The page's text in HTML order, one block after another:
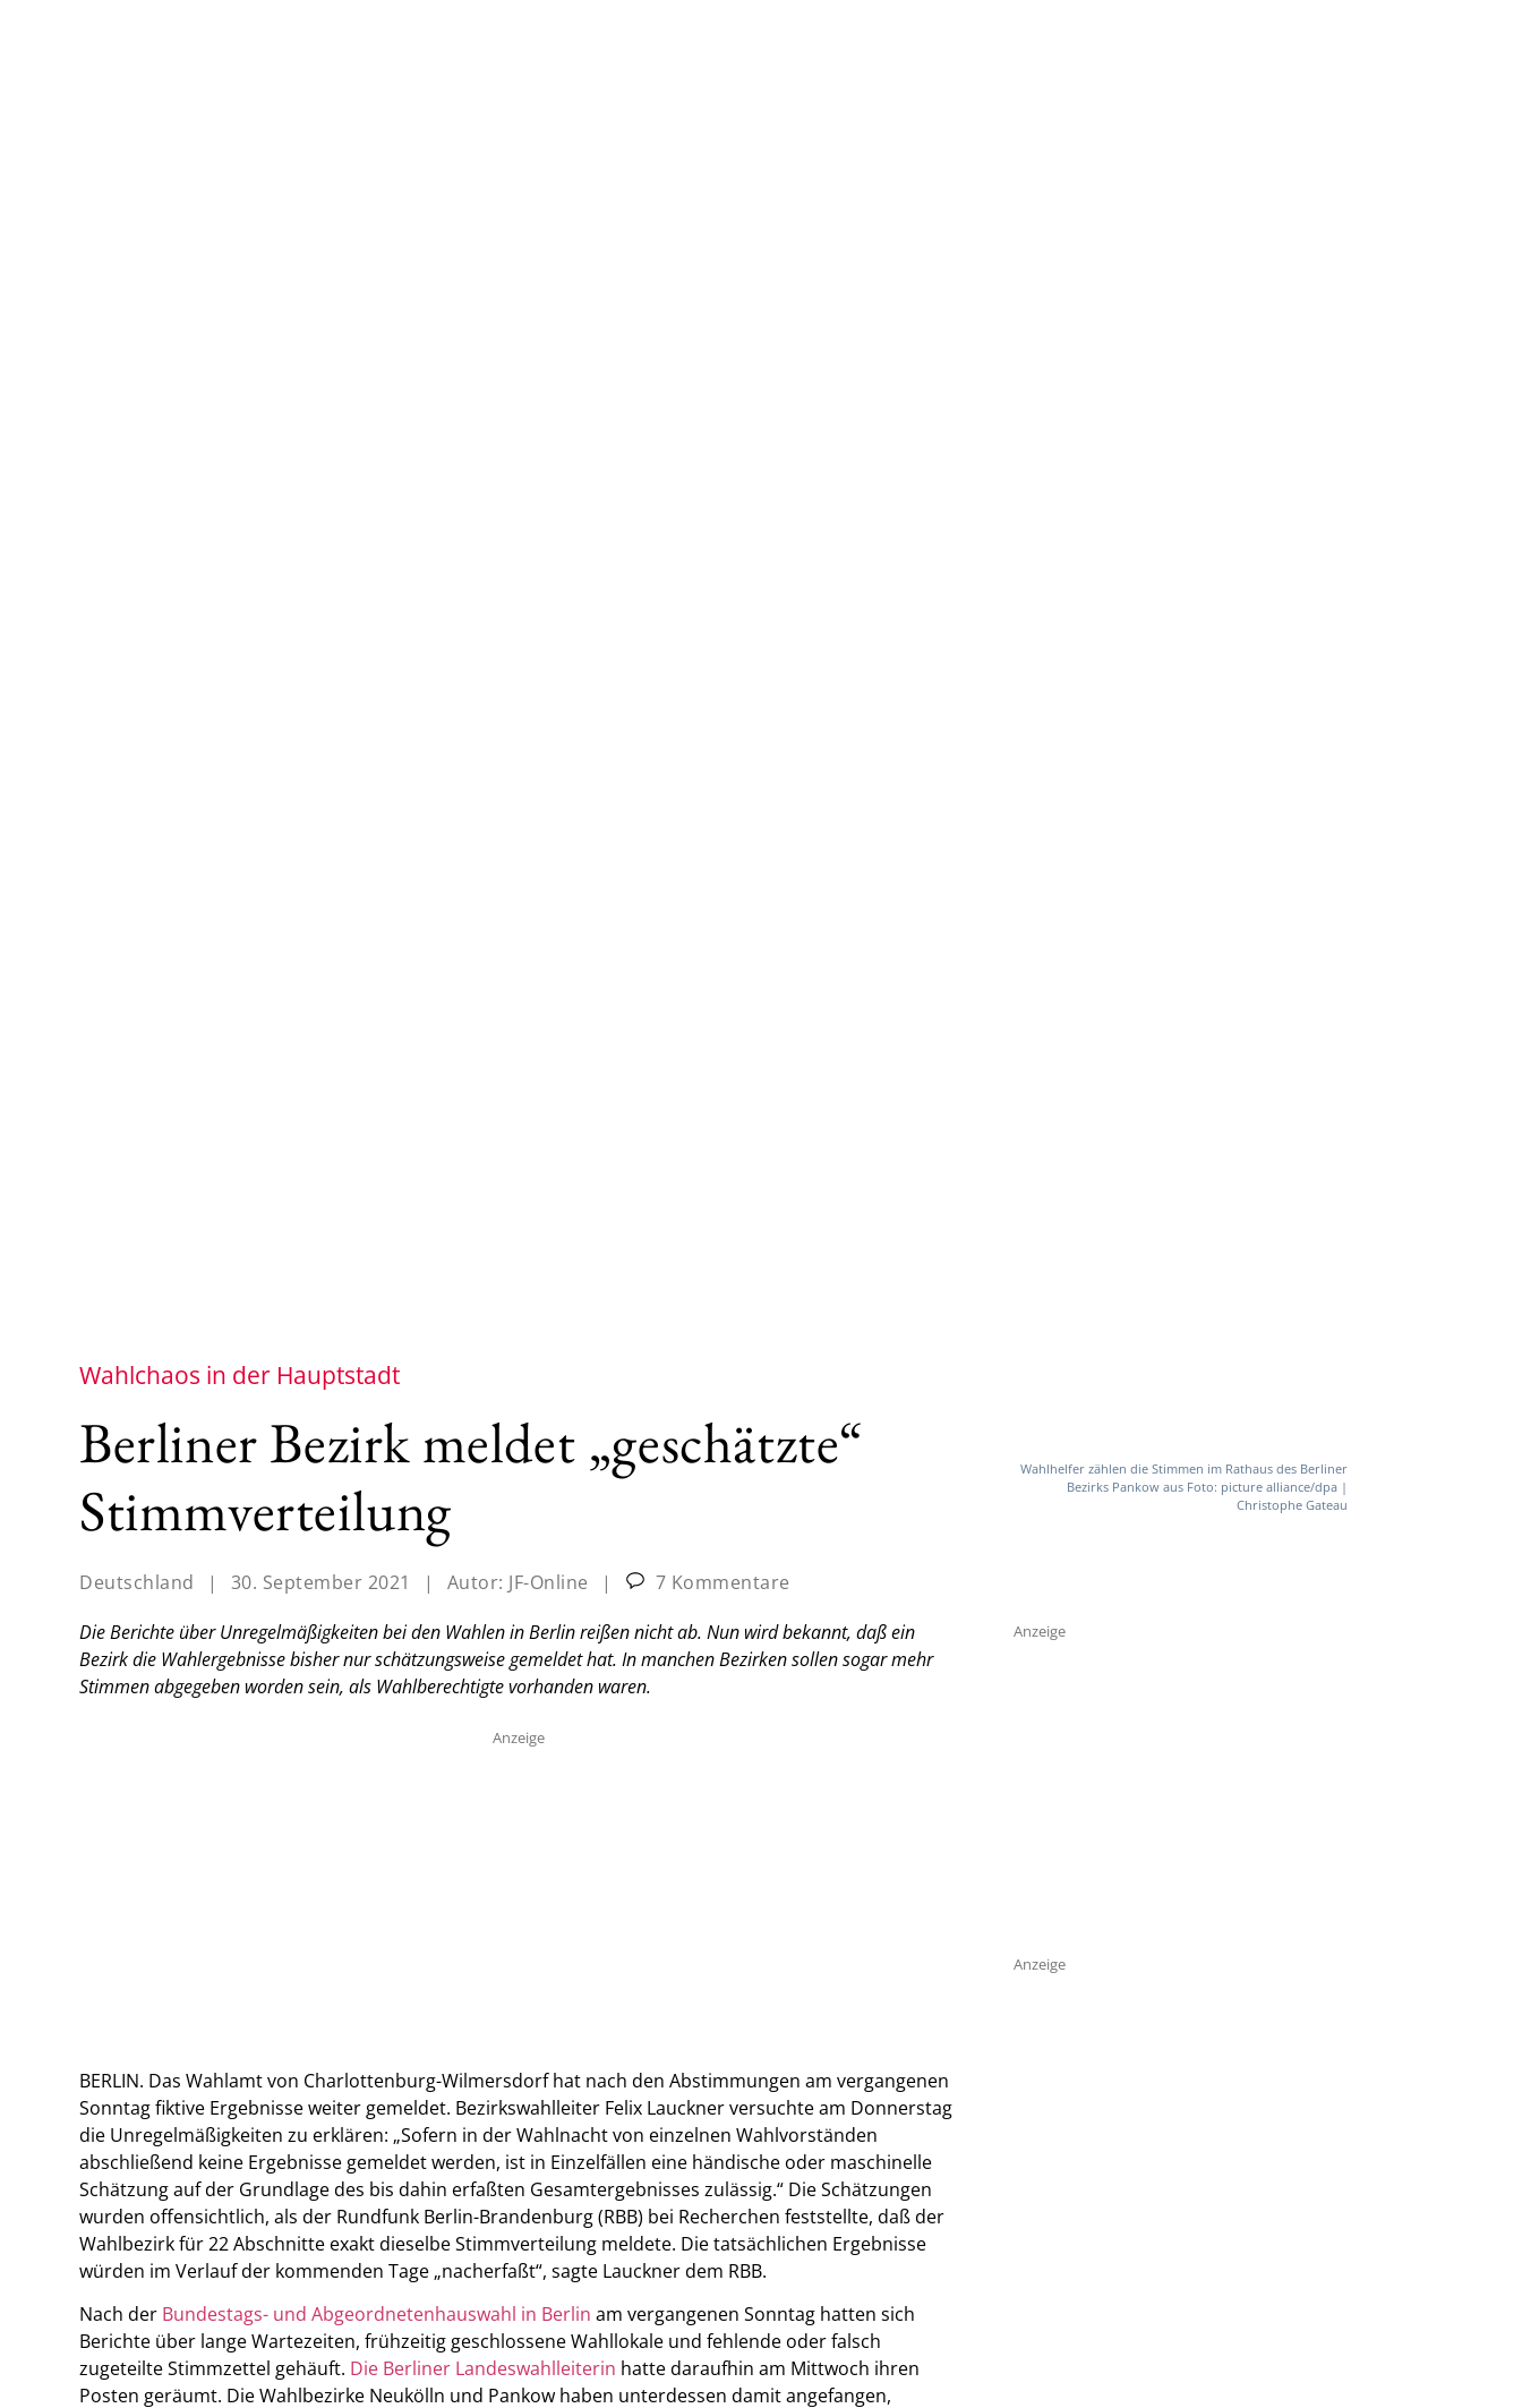
Wahlchaos in der Hauptstadt
Berliner Bezirk meldet „geschätzte“
Stimmverteilung
Deutschland | 30. September 2021 | Autor: JF-Online |
7 Kommentare
Die Berichte über Unregelmäßigkeiten bei den Wahlen in Berlin reißen nicht ab. Nun wird bekannt, daß ein
Bezirk die Wahlergebnisse bisher nur schätzungsweise gemeldet hat. In manchen Bezirken sollen sogar mehr
Stimmen abgegeben worden sein, als Wahlberechtigte vorhanden waren.
Anzeige
BERLIN. Das Wahlamt von Charlottenburg-Wilmersdorf hat nach den Abstimmungen am vergangenen
Sonntag fiktive Ergebnisse weiter gemeldet. Bezirkswahlleiter Felix Lauckner versuchte am Donnerstag
die Unregelmäßigkeiten zu erklären: „Sofern in der Wahlnacht von einzelnen Wahlvorständen
abschließend keine Ergebnisse gemeldet werden, ist in Einzelfällen eine händische oder maschinelle
Schätzung auf der Grundlage des bis dahin erfaßten Gesamtergebnisses zulässig.“ Die Schätzungen
wurden offensichtlich, als der Rundfunk Berlin-Brandenburg (RBB) bei Recherchen feststellte, daß der
Wahlbezirk für 22 Abschnitte exakt dieselbe Stimmverteilung meldete. Die tatsächlichen Ergebnisse
würden im Verlauf der kommenden Tage „nacherfaßt“, sagte Lauckner dem RBB.
Nach der Bundestags- und Abgeordnetenhauswahl in Berlin am vergangenen Sonntag hatten sich
Berichte über lange Wartezeiten, frühzeitig geschlossene Wahllokale und fehlende oder falsch
zugeteilte Stimmzettel gehäuft. Die Berliner Landeswahlleiterin hatte daraufhin am Mittwoch ihren
Posten geräumt. Die Wahlbezirke Neukölln und Pankow haben unterdessen damit angefangen,
Wahlhelfer zählen die Stimmen im Rathaus des Berliner
Bezirks Pankow aus Foto: picture alliance/dpa |
Christophe Gateau
Anzeige
Anzeige